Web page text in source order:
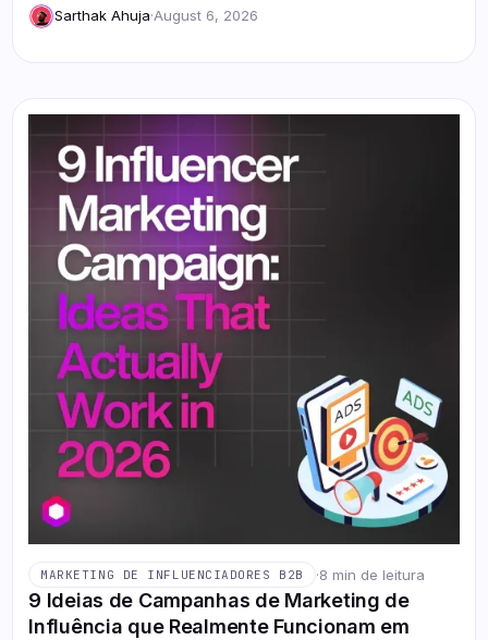
Sarthak Ahuja·August 6, 2026
MARKETING DE INFLUENCIADORES B2B ·8 min de leitura
9 Ideias de Campanhas de Marketing de
Influência que Realmente Funcionam em